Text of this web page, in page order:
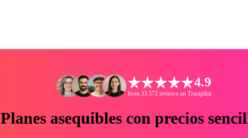
4.9
from 33.572 reviews on Trustpilot
Planes asequibles con precios